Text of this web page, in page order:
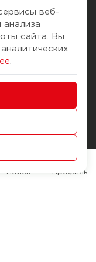
и оплата
качества
веб-
анализа
сайта. Вы
Поиск Профиль